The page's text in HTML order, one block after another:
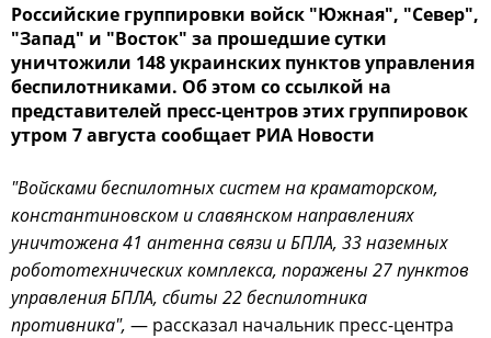
Российские группировки войск "Южная", "Север",
"Запад" и "Восток" за прошедшие сутки
уничтожили 148 украинских пунктов управления
беспилотниками. Об этом со ссылкой на
представителей пресс-центров этих группировок
утром 7 августа сообщает РИА Новости
"Войсками беспилотных систем на краматорском,
константиновском и славянском направлениях
уничтожена 41 антенна связи и БПЛА, 33 наземных
робототехнических комплекса, поражены 27 пунктов
управления БПЛА, сбиты 22 беспилотника
противника", — рассказал начальник пресс-центра